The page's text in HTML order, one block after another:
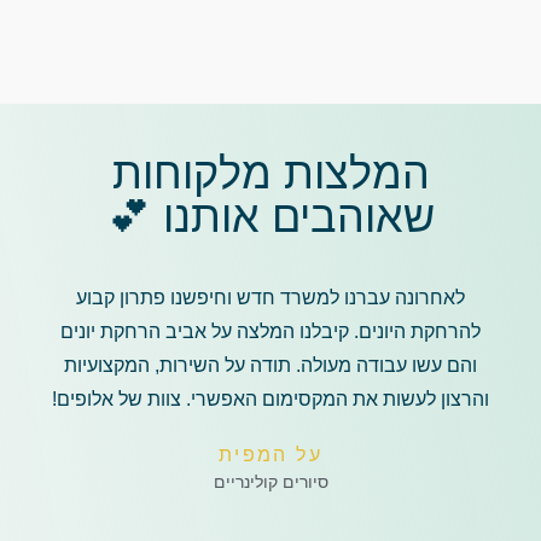
המלצות מלקוחות
שאוהבים אותנו 💕
לאחרונה עברנו למשרד חדש וחיפשנו פתרון קבוע
להרחקת היונים. קיבלנו המלצה על אביב הרחקת יונים
והם עשו עבודה מעולה. תודה על השירות, המקצועיות
והרצון לעשות את המקסימום האפשרי. צוות של אלופים!
על המפית
סיורים קולינריים